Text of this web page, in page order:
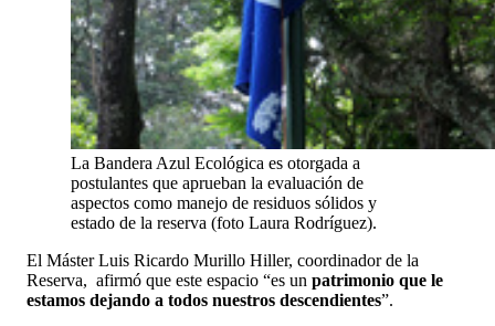
La Bandera Azul Ecológica es otorgada a
postulantes que aprueban la evaluación de
aspectos como manejo de residuos sólidos y
estado de la reserva (foto Laura Rodríguez).
El Máster Luis Ricardo Murillo Hiller, coordinador de la
Reserva, afirmó que este espacio “es un patrimonio que le
estamos dejando a todos nuestros descendientes”.